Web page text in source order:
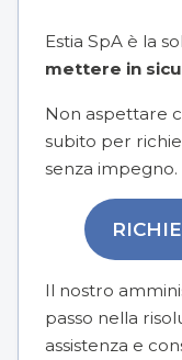
Estia SpA è la
mettere in
Non aspettare
subito per
senza impegno.
Il nostro
passo nella
assistenza e